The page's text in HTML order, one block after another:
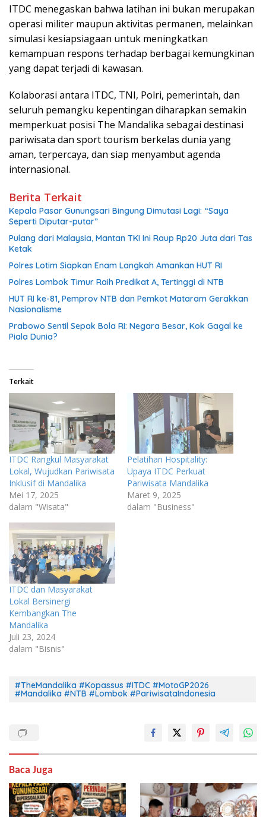
ITDC menegaskan bahwa latihan ini bukan merupakan
operasi militer maupun aktivitas permanen, melainkan
simulasi kesiapsiagaan untuk meningkatkan
kemampuan respons terhadap berbagai kemungkinan
yang dapat terjadi di kawasan.
Kolaborasi antara ITDC, TNI, Polri, pemerintah, dan
seluruh pemangku kepentingan diharapkan semakin
memperkuat posisi The Mandalika sebagai destinasi
pariwisata dan sport tourism berkelas dunia yang
aman, terpercaya, dan siap menyambut agenda
internasional.
Berita Terkait
Kepala Pasar Gunungsari Bingung Dimutasi Lagi: “Saya
Seperti Diputar-putar”
Pulang dari Malaysia, Mantan TKI Ini Raup Rp20 Juta dari Tas
Ketak
Polres Lotim Siapkan Enam Langkah Amankan HUT RI
Polres Lombok Timur Raih Predikat A, Tertinggi di NTB
HUT RI ke-81, Pemprov NTB dan Pemkot Mataram Gerakkan
Nasionalisme
Prabowo Sentil Sepak Bola RI: Negara Besar, Kok Gagal ke
Piala Dunia?
Terkait
ITDC Rangkul Masyarakat
Lokal, Wujudkan Pariwisata
Inklusif di Mandalika
Mei 17, 2025
dalam "Wisata"
Pelatihan Hospitality:
Upaya ITDC Perkuat
Pariwisata Mandalika
Maret 9, 2025
dalam "Business"
ITDC dan Masyarakat
Lokal Bersinergi
Kembangkan The
Mandalika
Juli 23, 2024
dalam "Bisnis"
#TheMandalika #Kopassus #ITDC #MotoGP2026
#Mandalika #NTB #Lombok #PariwisataIndonesia
Baca Juga